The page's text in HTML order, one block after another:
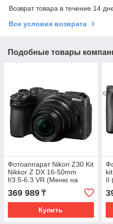
Возврат товара в течение 14
Все условия возврата
Подобные товары
Фотоаппарат Nikon Z30 Kit
Nikkor Z DX 16-50mm
f/3.5-6.3 VR (Меню на
369 989 ₸
Купить
II